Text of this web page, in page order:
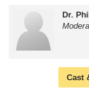
Dr.
Cast